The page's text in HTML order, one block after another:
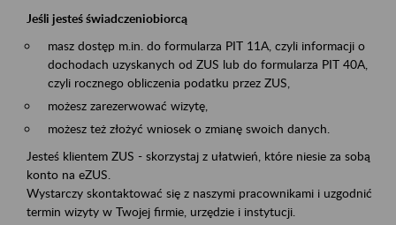
Jeśli jesteś świadczeniobiorcą
masz dostęp m.in. do formularza PIT 11A, czyli informacji o
dochodach uzyskanych od ZUS lub do formularza PIT 40A,
czyli rocznego obliczenia podatku przez ZUS,
możesz zarezerwować wizytę,
możesz też złożyć wniosek o zmianę swoich danych.
Jesteś klientem ZUS - skorzystaj z ułatwień, które niesie za sobą
konto na eZUS.
Wystarczy skontaktować się z naszymi pracownikami i uzgodnić
termin wizyty w Twojej firmie, urzędzie i instytucji.